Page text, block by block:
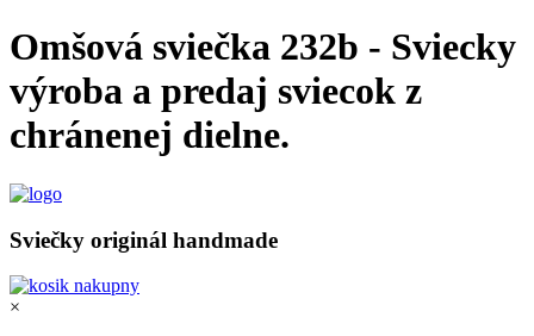
Omšová sviečka 232b - Sviecky
výroba a predaj sviecok z
chránenej dielne.
Sviečky originál handmade
×